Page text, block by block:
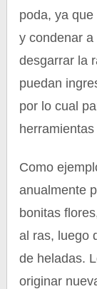
poda, ya
y condenar
desgarrar la
puedan
por lo cual
Como
anualmente
bonitas
al ras, luego
de heladas.
originar